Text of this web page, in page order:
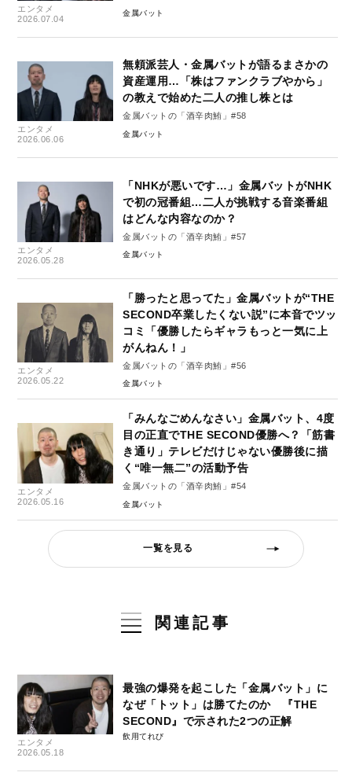
エンタメ
2026.07.04
金属バット
エンタメ
2026.06.06
無頼派芸人・金属バットが語るまさかの
資産運用…「株はファンクラブやから」
の教えで始めた二人の推し株とは
金属バットの「酒辛肉鮪」#58
金属バット
エンタメ
2026.05.28
「NHKが悪いです…」金属バットがNHK
で初の冠番組…二人が挑戦する音楽番組
はどんな内容なのか？
金属バットの「酒辛肉鮪」#57
金属バット
エンタメ
2026.05.22
「勝ったと思ってた」金属バットが“THE
SECOND卒業したくない説”に本音でツッ
コミ「優勝したらギャラもっと一気に上
がんねん！」
金属バットの「酒辛肉鮪」#56
金属バット
エンタメ
2026.05.16
「みんなごめんなさい」金属バット、4度
目の正直でTHE SECOND優勝へ？「筋書
き通り」テレビだけじゃない優勝後に描
く“唯一無二”の活動予告
金属バットの「酒辛肉鮪」#54
金属バット
一覧を見る
関連記事
エンタメ
2026.05.18
最強の爆発を起こした「金属バット」に
なぜ「トット」は勝てたのか 『THE
SECOND』で示された2つの正解
飲用てれび